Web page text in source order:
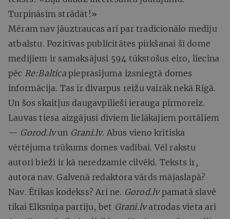
Turpināsim strādāt!»
Mēram nav jāuztraucas arī par tradicionālo mediju
atbalstu. Pozitīvas publicitātes pirkšanai šī dome
medijiem ir samaksājusi 594 tūkstošus eiro, liecina
pēc Re:Balticapieprasījuma izsniegtā domes
informācija. Tas ir divarpus reižu vairāk nekā Rīgā.
Un šos skaitļus daugavpilieši ierauga pirmoreiz.
Lauvas tiesa aizgājusi diviem lielākajiem portāliem
— Gorod.lvun Grani.lv. Abus vieno kritiska
vērtējuma trūkums domes vadībai. Vēl rakstu
autori bieži ir kā neredzamie cilvēki. Teksts ir,
autora nav. Galvenā redaktora vārds mājaslapā?
Nav. Ētikas kodekss? Arī ne. Gorod.lvpamatā slavē
tikai Elksniņa partiju, bet Grani.lvatrodas vieta arī